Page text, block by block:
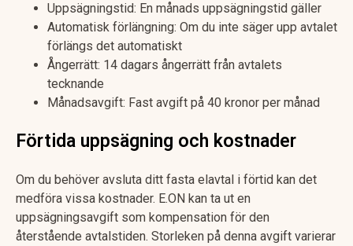
Uppsägningstid: En månads uppsägningstid gäller
Automatisk förlängning: Om du inte säger upp avtalet
förlängs det automatiskt
Ångerrätt: 14 dagars ångerrätt från avtalets
tecknande
Månadsavgift: Fast avgift på 40 kronor per månad
Förtida uppsägning och kostnader
Om du behöver avsluta ditt fasta elavtal i förtid kan det
medföra vissa kostnader. E.ON kan ta ut en
uppsägningsavgift som kompensation för den
återstående avtalstiden. Storleken på denna avgift varierar